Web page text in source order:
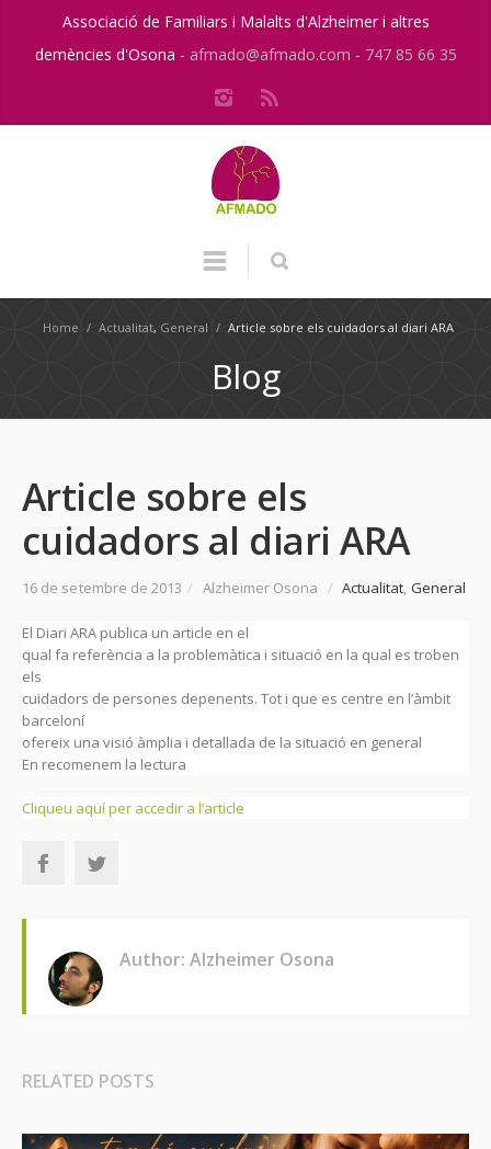
Associació de Familiars i Malalts d'Alzheimer i altres
demències d'Osona - afmado@afmado.com - 747 85 66 35
Home / Actualitat, General / Article sobre els cuidadors al diari ARA
Blog
Article sobre els
cuidadors al diari ARA
16 de setembre de 2013 / Alzheimer Osona / Actualitat, General
El Diari ARA publica un article en el
qual fa referència a la problemàtica i situació en la qual es troben
els
cuidadors de persones depenents. Tot i que es centre en l’àmbit
barceloní
ofereix una visió àmplia i detallada de la situació en general
En recomenem la lectura
Cliqueu aquí per accedir a l’article
Author: Alzheimer Osona
RELATED POSTS